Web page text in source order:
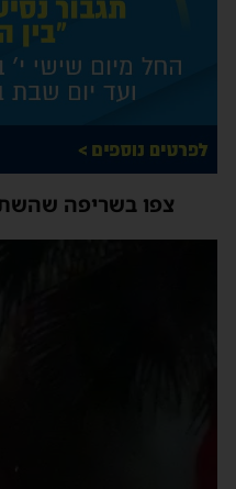
צפו בשריפה